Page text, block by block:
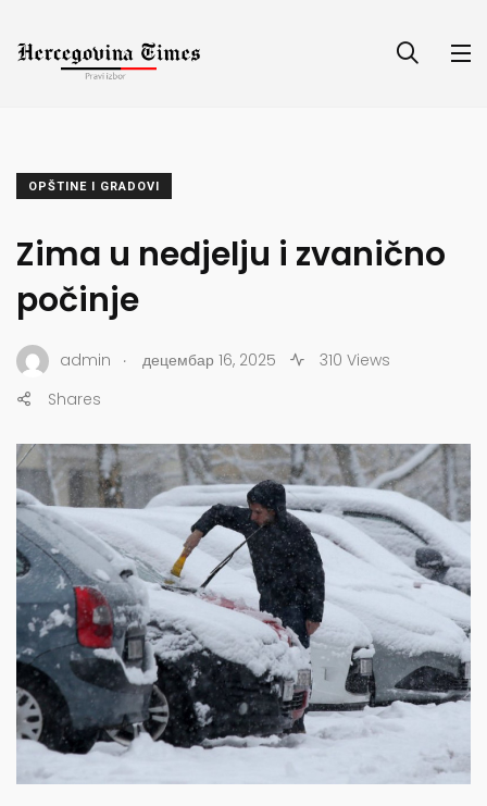
OPŠTINE I GRADOVI
Zima u nedjelju i zvanično
počinje
admin . децембар 16, 2025
310 Views
Shares